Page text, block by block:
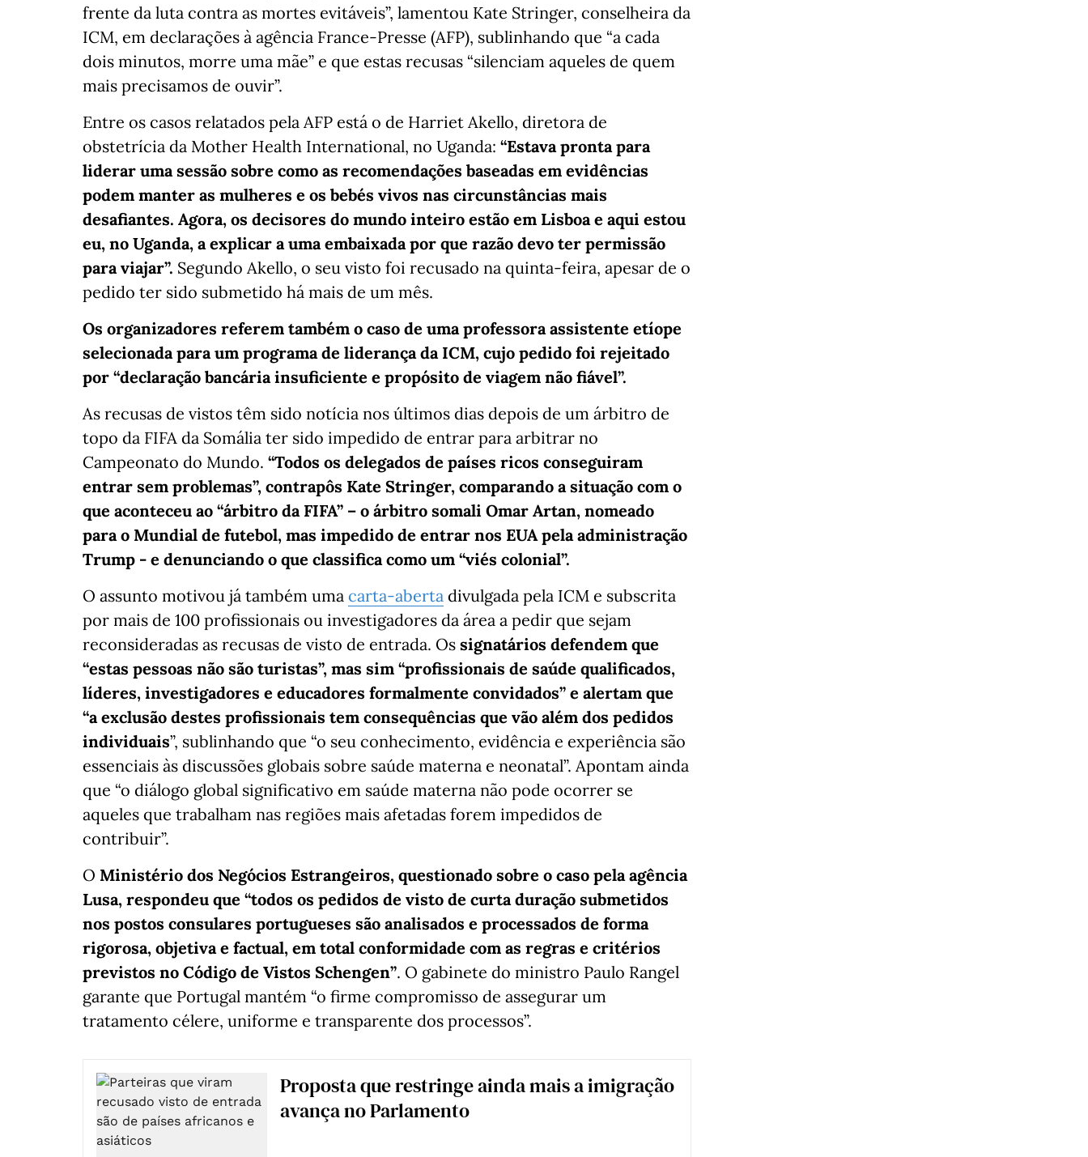
frente da luta contra as mortes evitáveis”, lamentou Kate Stringer, conselheira da
ICM, em declarações à agência France-Presse (AFP), sublinhando que “a cada
dois minutos, morre uma mãe” e que estas recusas “silenciam aqueles de quem
mais precisamos de ouvir”.
Entre os casos relatados pela AFP está o de Harriet Akello, diretora de
obstetrícia da Mother Health International, no Uganda: “Estava pronta para
liderar uma sessão sobre como as recomendações baseadas em evidências
podem manter as mulheres e os bebés vivos nas circunstâncias mais
desafiantes. Agora, os decisores do mundo inteiro estão em Lisboa e aqui estou
eu, no Uganda, a explicar a uma embaixada por que razão devo ter permissão
para viajar”. Segundo Akello, o seu visto foi recusado na quinta-feira, apesar de o
pedido ter sido submetido há mais de um mês.
Os organizadores referem também o caso de uma professora assistente etíope
selecionada para um programa de liderança da ICM, cujo pedido foi rejeitado
por “declaração bancária insuficiente e propósito de viagem não fiável”.
As recusas de vistos têm sido notícia nos últimos dias depois de um árbitro de
topo da FIFA da Somália ter sido impedido de entrar para arbitrar no
Campeonato do Mundo. “Todos os delegados de países ricos conseguiram
entrar sem problemas”, contrapôs Kate Stringer, comparando a situação com o
que aconteceu ao “árbitro da FIFA” – o árbitro somali Omar Artan, nomeado
para o Mundial de futebol, mas impedido de entrar nos EUA pela administração
Trump - e denunciando o que classifica como um “viés colonial”.
O assunto motivou já também uma carta-aberta divulgada pela ICM e subscrita
por mais de 100 profissionais ou investigadores da área a pedir que sejam
reconsideradas as recusas de visto de entrada. Os signatários defendem que
“estas pessoas não são turistas”, mas sim “profissionais de saúde qualificados,
líderes, investigadores e educadores formalmente convidados” e alertam que
“a exclusão destes profissionais tem consequências que vão além dos pedidos
individuais”, sublinhando que “o seu conhecimento, evidência e experiência são
essenciais às discussões globais sobre saúde materna e neonatal”. Apontam ainda
que “o diálogo global significativo em saúde materna não pode ocorrer se
aqueles que trabalham nas regiões mais afetadas forem impedidos de
contribuir”.
O Ministério dos Negócios Estrangeiros, questionado sobre o caso pela agência
Lusa, respondeu que “todos os pedidos de visto de curta duração submetidos
nos postos consulares portugueses são analisados e processados de forma
rigorosa, objetiva e factual, em total conformidade com as regras e critérios
previstos no Código de Vistos Schengen”. O gabinete do ministro Paulo Rangel
garante que Portugal mantém “o firme compromisso de assegurar um
tratamento célere, uniforme e transparente dos processos”.
Proposta que restringe ainda mais a imigração
avança no Parlamento